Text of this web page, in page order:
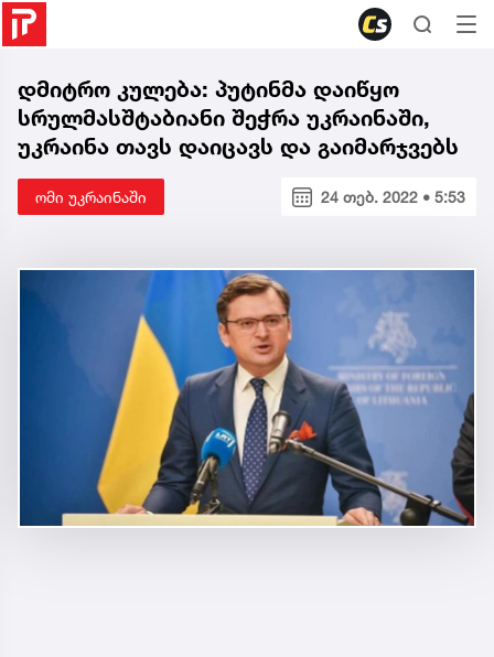
დმიტრო კულება: პუტინმა დაიწყო
სრულმასშტაბიანი შეჭრა უკრაინაში,
უკრაინა თავს დაიცავს და გაიმარჯვებს
ომი უკრაინაში 24 თებ. 2022 • 5:53